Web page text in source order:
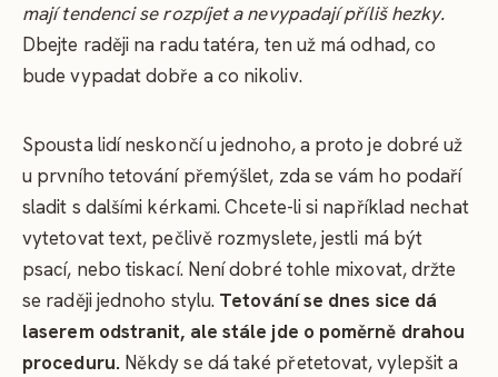
mají tendenci se rozpíjet a nevypadají příliš hezky.
Dbejte raději na radu tatéra, ten už má odhad, co
bude vypadat dobře a co nikoliv.
Spousta lidí neskončí u jednoho, a proto je dobré už
u prvního tetování přemýšlet, zda se vám ho podaří
sladit s dalšími kérkami. Chcete-li si například nechat
vytetovat text, pečlivě rozmyslete, jestli má být
psací, nebo tiskací. Není dobré tohle mixovat, držte
se raději jednoho stylu. Tetování se dnes sice dá
laserem odstranit, ale stále jde o poměrně drahou
proceduru. Někdy se dá také přetetovat, vylepšit a